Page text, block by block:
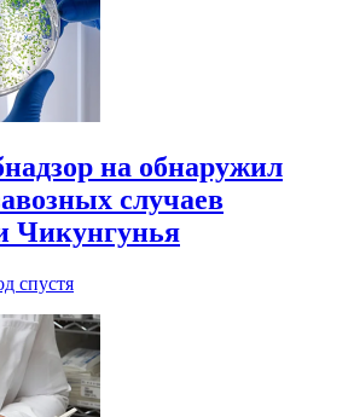
на обнаружил
случаев
Чикунгунья
спустя